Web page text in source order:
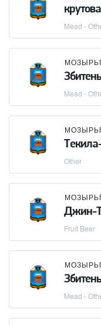
Mead -
Mead -
Other
Джин-
Fruit Beer
Mead -